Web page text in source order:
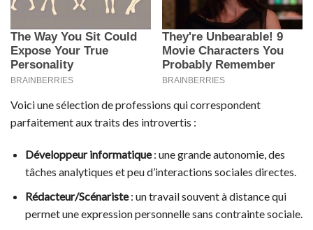
Voici une sélection de professions qui correspondent
parfaitement aux traits des introvertis :
Développeur informatique: une grande autonomie, des
tâches analytiques et peu d’interactions sociales directes.
Rédacteur/Scénariste: un travail souvent à distance qui
permet une expression personnelle sans contrainte sociale.